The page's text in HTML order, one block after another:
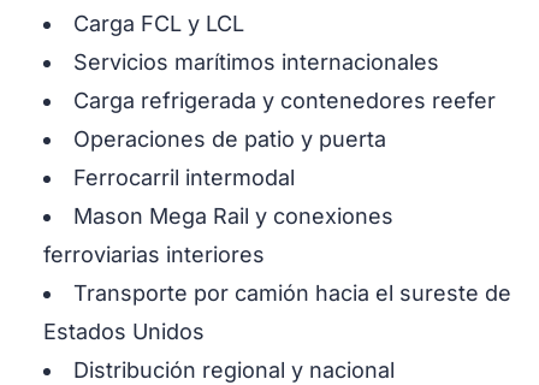
Carga FCL y LCL
Servicios marítimos internacionales
Carga refrigerada y contenedores reefer
Operaciones de patio y puerta
Ferrocarril intermodal
Mason Mega Rail y conexiones
ferroviarias interiores
Transporte por camión hacia el sureste de
Estados Unidos
Distribución regional y nacional